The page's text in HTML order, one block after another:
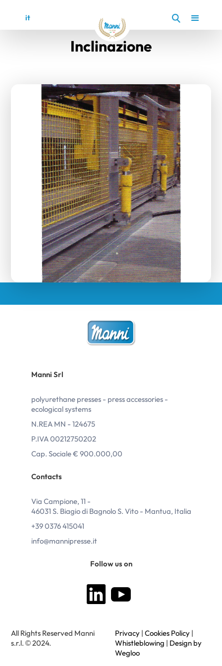
it
Inclinazione
Manni Srl
polyurethane presses - press accessories -
ecological systems
N.REA MN - 124675
P.IVA 00212750202
Cap. Sociale € 900.000,00
Contacts
Via Campione, 11 -
46031 S. Biagio di Bagnolo S. Vito - Mantua, Italia
+39 0376 415041
info@mannipresse.it
Follow us on
All Rights Reserved Manni
s.r.l. © 2024.
Privacy Cookies Policy
Whistleblowing
Design by
Wegloo